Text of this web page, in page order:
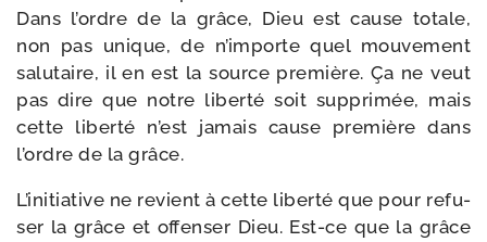
Dans l’ordre de la grâce, Dieu est cause totale,
non pas unique, de n’importe quel mou­ve­ment
salu­taire, il en est la source pre­mière. Ça ne veut
pas dire que notre liber­té soit sup­pri­mée, mais
cette liber­té n’est jamais cause pre­mière dans
l’ordre de la grâce.
L’initiative ne revient à cette liber­té que pour refu­
ser la grâce et offen­ser Dieu. Est-​ce que la grâce